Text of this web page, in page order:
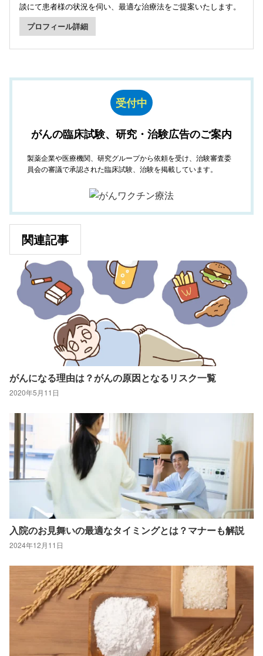
談にて患者様の状況を伺い、最適な治療法をご提案いたします。
プロフィール詳細
受付中
がんの臨床試験、研究・治験広告のご案内
製薬企業や医療機関、研究グループから依頼を受け、治験審査委
員会の審議で承認された臨床試験、治験を掲載しています。
関連記事
がんになる理由は？がんの原因となるリスク一覧
2020年5月11日
入院のお見舞いの最適なタイミングとは？マナーも解説
2024年12月11日